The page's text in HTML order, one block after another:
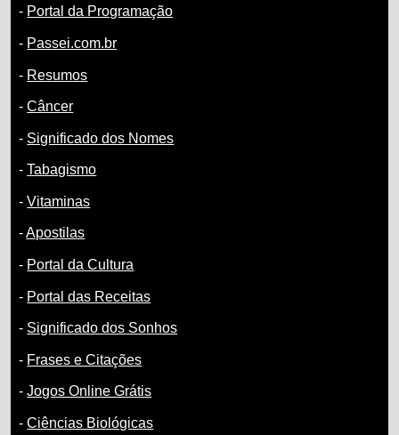
- Portal da Programação
- Passei.com.br
- Resumos
-Câncer
- Significado dos Nomes
-Tabagismo
-Vitaminas
-Apostilas
- Portal da Cultura
- Portal das Receitas
- Significado dos Sonhos
- Frases e Citações
-Jogos Online Grátis
-Ciências Biológicas